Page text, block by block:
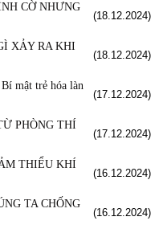
CỜ NHƯNG
(18.12.2024)
XẢY RA KHI
(18.12.2024)
mật trẻ hóa làn
(17.12.2024)
PHÒNG THÍ
(17.12.2024)
THIỂU KHÍ
(16.12.2024)
TA CHỐNG
(16.12.2024)